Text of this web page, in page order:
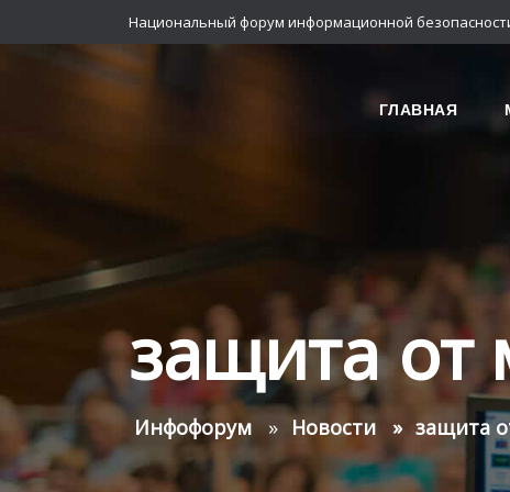
Национальный форум информационной
ГЛАВНАЯ
защита
Инфофорум Новости защита